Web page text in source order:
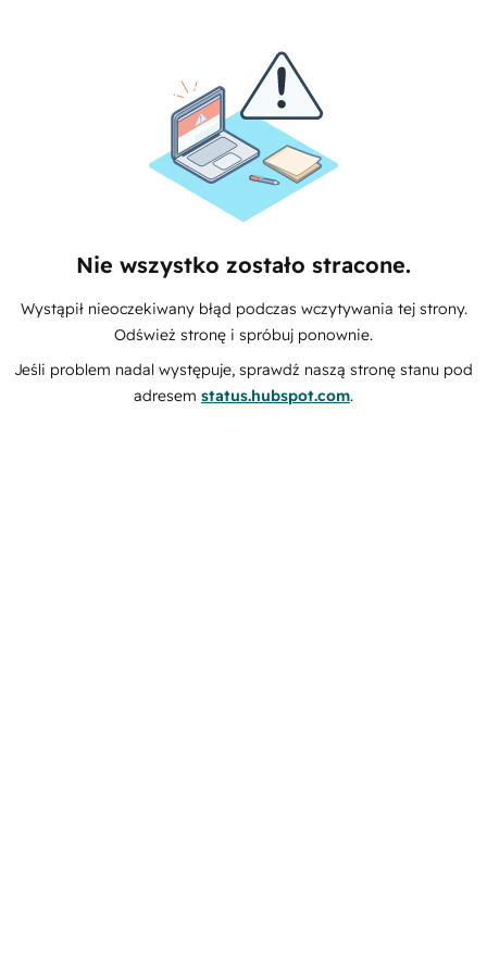
Nie wszystko zostało stracone.
Wystąpił nieoczekiwany błąd podczas wczytywania tej strony.
Odśwież stronę i spróbuj ponownie.
Jeśli problem nadal występuje, sprawdź naszą stronę stanu pod
adresem status.hubspot.com.